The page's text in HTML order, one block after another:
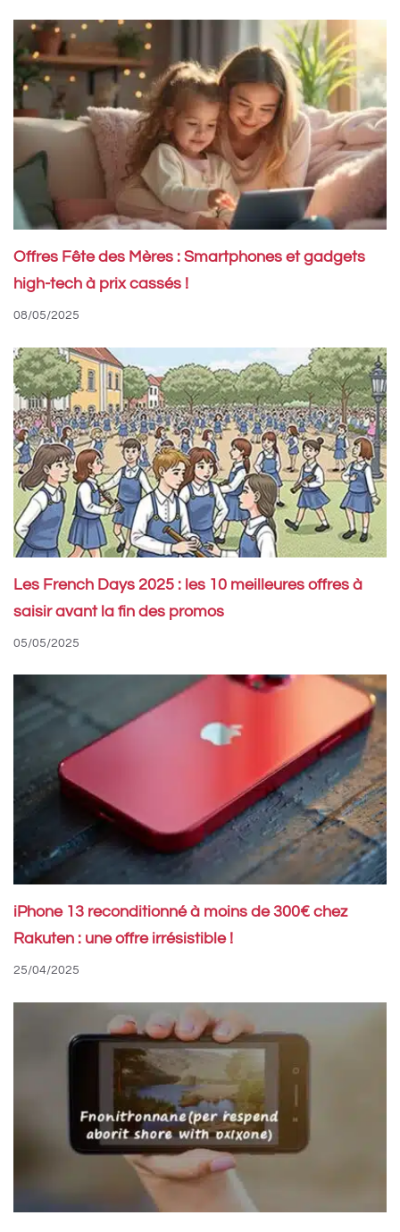
Offres Fête des Mères : Smartphones et gadgets
high-tech à prix cassés !
08/05/2025
Les French Days 2025 : les 10 meilleures offres à
saisir avant la fin des promos
05/05/2025
iPhone 13 reconditionné à moins de 300€ chez
Rakuten : une offre irrésistible !
25/04/2025